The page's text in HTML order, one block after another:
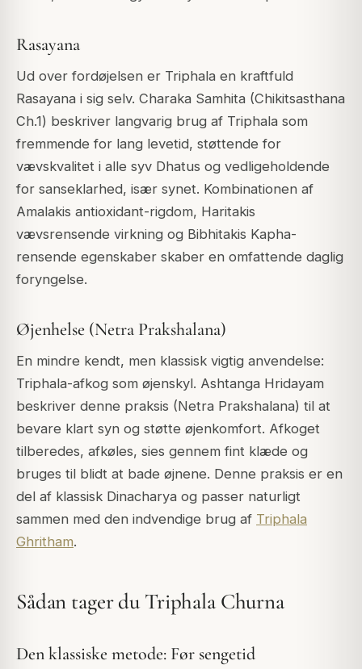
Rasayana
Ud over fordøjelsen er Triphala en kraftfuld
Rasayana i sig selv. Charaka Samhita (Chikitsasthana
Ch.1) beskriver langvarig brug af Triphala som
fremmende for lang levetid, støttende for
vævskvalitet i alle syv Dhatus og vedligeholdende
for sanseklarhed, især synet. Kombinationen af
Amalakis antioxidant-rigdom, Haritakis
vævsrensende virkning og Bibhitakis Kapha-
rensende egenskaber skaber en omfattende daglig
foryngelse.
Øjenhelse (Netra Prakshalana)
En mindre kendt, men klassisk vigtig anvendelse:
Triphala-afkog som øjenskyl. Ashtanga Hridayam
beskriver denne praksis (Netra Prakshalana) til at
bevare klart syn og støtte øjenkomfort. Afkoget
tilberedes, afkøles, sies gennem fint klæde og
bruges til blidt at bade øjnene. Denne praksis er en
del af klassisk Dinacharya og passer naturligt
sammen med den indvendige brug af Triphala
Ghritham.
Sådan tager du Triphala Churna
Den klassiske metode: Før sengetid